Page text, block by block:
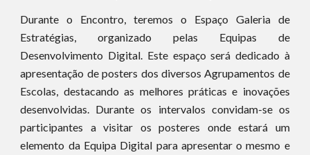
Durante o Encontro, teremos o Espaço Galeria de
Estratégias, organizado pelas Equipas de
Desenvolvimento Digital. Este espaço será dedicado à
apresentação de posters dos diversos Agrupamentos de
Escolas, destacando as melhores práticas e inovações
desenvolvidas. Durante os intervalos convidam-se os
participantes a visitar os posteres onde estará um
elemento da Equipa Digital para apresentar o mesmo e